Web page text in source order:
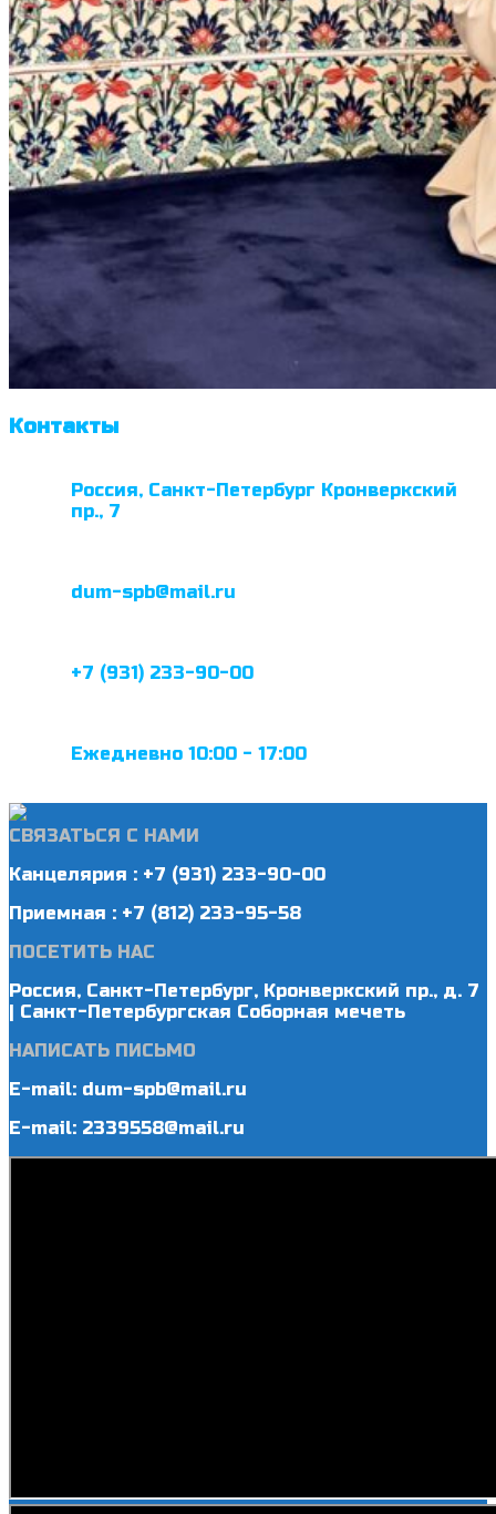
Контакты
Россия, Санкт-Петербург Кронверкский
пр., 7
dum-spb@mail.ru
+7 (931) 233-90-00
Ежедневно 10:00 - 17:00
СВЯЗАТЬСЯ С НАМИ
Канцелярия : +7 (931) 233-90-00
Приемная : +7 (812) 233-95-58
ПОСЕТИТЬ НАС
Россия, Санкт-Петербург, Кронверкский пр., д. 7
| Санкт-Петербургская Соборная мечеть
НАПИСАТЬ ПИСЬМО
E-mail: dum-spb@mail.ru
E-mail: 2339558@mail.ru